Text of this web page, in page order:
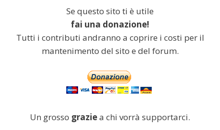
Se questo sito ti è utile
fai una donazione!
Tutti i contributi andranno a coprire i costi per il
mantenimento del sito e del forum.
Un grosso graziea chi vorrà supportarci.